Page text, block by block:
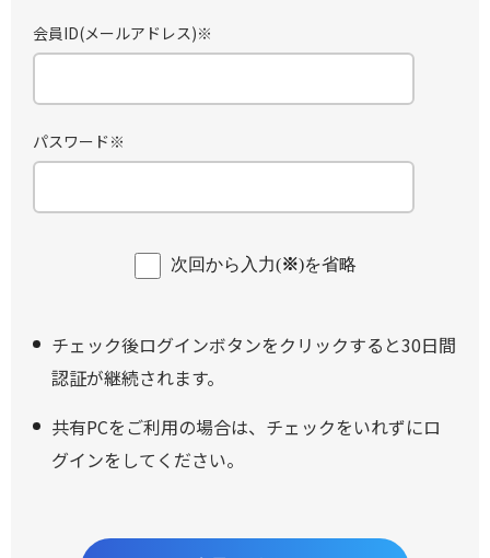
漢方製剤に関するよくあるご質問
（AIチャットボット）
漢方ナレッジプラス
関連リンク
会員ID(メールアドレス)※
パスワード ※
次回から入力(※)を省略
チェック後ログインボタンをクリックすると30日間
認証が継続されます。
共有PCをご利用の場合は、チェックをいれずにロ
グインをしてください。